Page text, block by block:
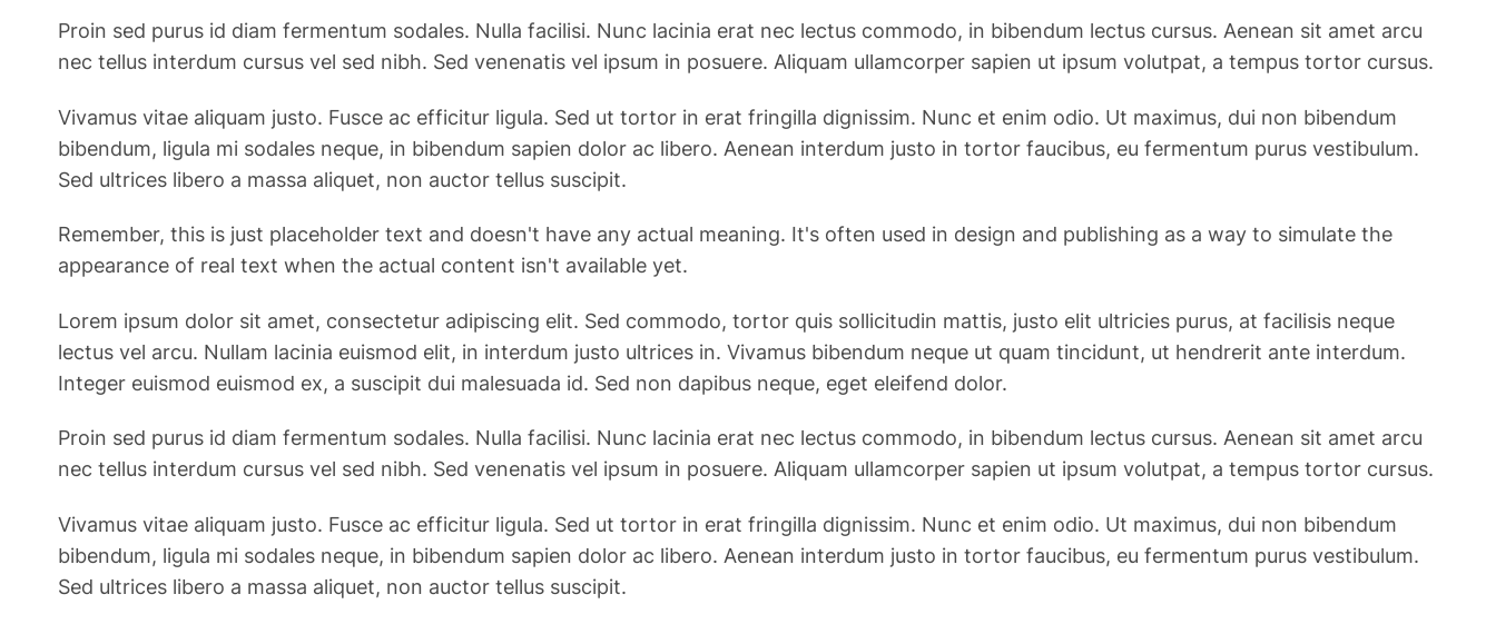
Proin sed purus id diam fermentum sodales. Nulla facilisi. Nunc lacinia erat nec lectus commodo, in bibendum lectus cursus. Aenean sit amet arcu
nec tellus interdum cursus vel sed nibh. Sed venenatis vel ipsum in posuere. Aliquam ullamcorper sapien ut ipsum volutpat, a tempus tortor cursus.
Vivamus vitae aliquam justo. Fusce ac efficitur ligula. Sed ut tortor in erat fringilla dignissim. Nunc et enim odio. Ut maximus, dui non bibendum
bibendum, ligula mi sodales neque, in bibendum sapien dolor ac libero. Aenean interdum justo in tortor faucibus, eu fermentum purus vestibulum.
Sed ultrices libero a massa aliquet, non auctor tellus suscipit.
Remember, this is just placeholder text and doesn't have any actual meaning. It's often used in design and publishing as a way to simulate the
appearance of real text when the actual content isn't available yet.
Lorem ipsum dolor sit amet, consectetur adipiscing elit. Sed commodo, tortor quis sollicitudin mattis, justo elit ultricies purus, at facilisis neque
lectus vel arcu. Nullam lacinia euismod elit, in interdum justo ultrices in. Vivamus bibendum neque ut quam tincidunt, ut hendrerit ante interdum.
Integer euismod euismod ex, a suscipit dui malesuada id. Sed non dapibus neque, eget eleifend dolor.
Proin sed purus id diam fermentum sodales. Nulla facilisi. Nunc lacinia erat nec lectus commodo, in bibendum lectus cursus. Aenean sit amet arcu
nec tellus interdum cursus vel sed nibh. Sed venenatis vel ipsum in posuere. Aliquam ullamcorper sapien ut ipsum volutpat, a tempus tortor cursus.
Vivamus vitae aliquam justo. Fusce ac efficitur ligula. Sed ut tortor in erat fringilla dignissim. Nunc et enim odio. Ut maximus, dui non bibendum
bibendum, ligula mi sodales neque, in bibendum sapien dolor ac libero. Aenean interdum justo in tortor faucibus, eu fermentum purus vestibulum.
Sed ultrices libero a massa aliquet, non auctor tellus suscipit.